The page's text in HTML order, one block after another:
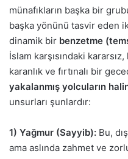
münafıkların başka bir
başka yönünü tasvir eden
dinamik bir benzetme
İslam karşısındaki kararsız,
karanlık ve fırtınalı bir
yakalanmış yolcuların
unsurları şunlardır:
1) Yağmur (Sayyib): Bu,
ama aslında zahmet ve